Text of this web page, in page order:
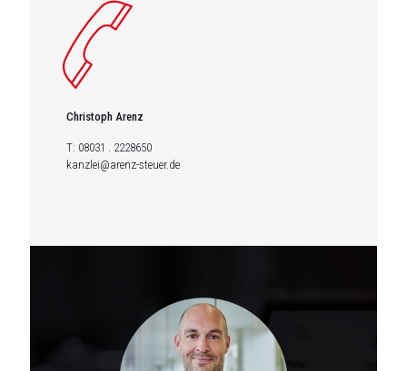
Christoph Arenz
T: 08031 . 2228650
kanzlei@arenz-steuer.de